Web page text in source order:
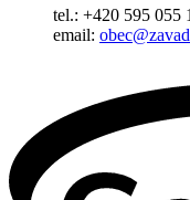
tel.: +420 595 055
email: